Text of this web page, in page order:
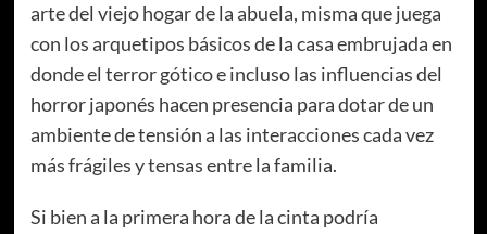
arte del viejo hogar de la abuela, misma que juega
con los arquetipos básicos de la casa embrujada en
donde el terror gótico e incluso las influencias del
horror japonés hacen presencia para dotar de un
ambiente de tensión a las interacciones cada vez
más frágiles y tensas entre la familia.
Si bien a la primera hora de la cinta podría